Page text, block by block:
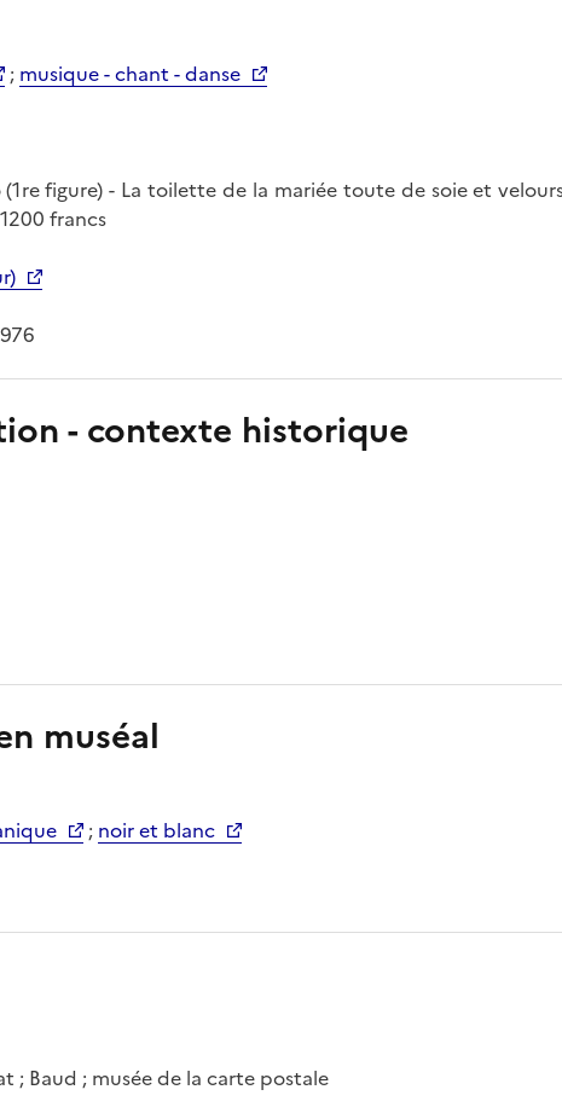
; musique - chant - danse
figure) - La toilette de la mariée toute de soie et
francs
- contexte historique
muséal
; noir et blanc
; Baud ; musée de la carte postale